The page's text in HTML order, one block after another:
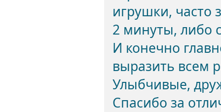
игрушки, часто
2 минуты, либо
И конечно
выразить всем
Улыбчивые,
Спасибо за